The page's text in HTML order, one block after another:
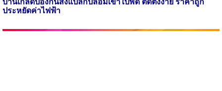
บานเกล็ดป้องกันสิ่งแปลกปลอมเข้าใบพัด ติดตั้งง่าย ราคาถูก
ประหยัดค่าไฟฟ้า